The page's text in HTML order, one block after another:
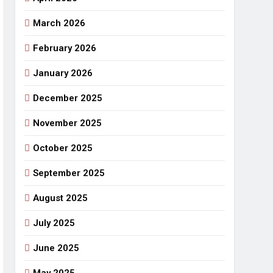
राजनीतिक सफरनामा : आन्दोलन से उपजे सवाल
वाला डंडा
March 2026
February 2026
January 2026
December 2025
November 2025
October 2025
September 2025
August 2025
July 2025
June 2025